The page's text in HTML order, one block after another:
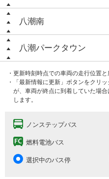
八潮南
八潮パークタウン
・更新時刻時点での車両の走行位置
・「最新情報に更新」ボタンをクリ
が、車両が終点に到着していた場
します。
ノンステップバス
燃料電池バス
選択中のバス停